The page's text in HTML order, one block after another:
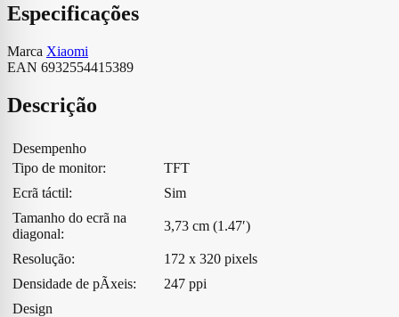
Especificações
Marca Xiaomi
EAN 6932554415389
Descrição
Desempenho
Tipo de monitor:
TFT
Ecrã táctil:
Sim
Tamanho do ecrã na
diagonal:
3,73 cm (1.47′)
Resolução:
172 x 320 pixels
Densidade de pÃ­xeis:
247 ppi
Design